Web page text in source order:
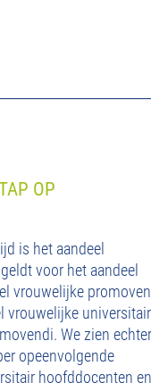
OP
is het aandeel
voor het aandeel
vrouwelijke
vrouwelijke universitair
We zien echter
opeenvolgende
hoofddocenten en